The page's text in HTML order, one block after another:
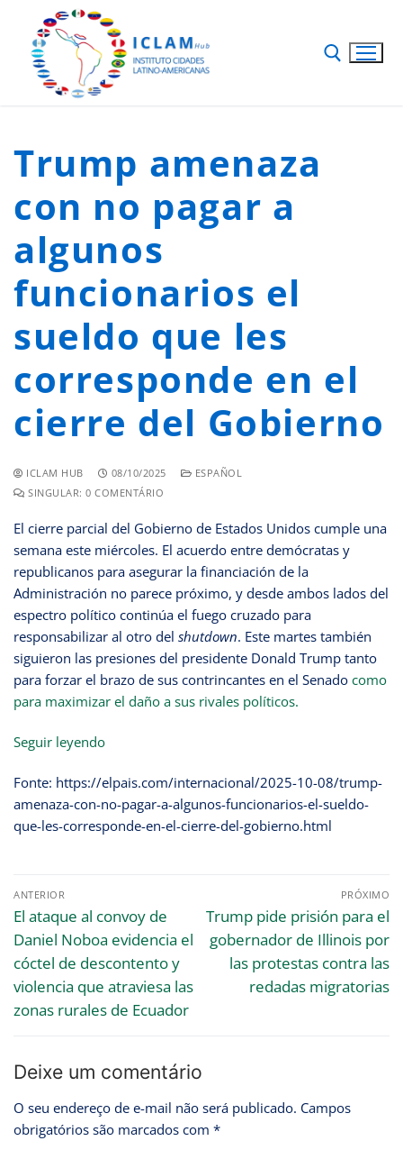
Trump amenaza
con no pagar a
algunos
funcionarios el
sueldo que les
corresponde en el
cierre del Gobierno
ICLAM HUB 08/10/2025
ESPAÑOL
SINGULAR: 0 COMENTÁRIO
El cierre parcial del Gobierno de Estados Unidos cumple una
semana este miércoles. El acuerdo entre demócratas y
republicanos para asegurar la financiación de la
Administración no parece próximo, y desde ambos lados del
espectro político continúa el fuego cruzado para
responsabilizar al otro del shutdown. Este martes también
siguieron las presiones del presidente Donald Trump tanto
para forzar el brazo de sus contrincantes en el Senado como
para maximizar el daño a sus rivales políticos.
Seguir leyendo
Fonte: https://elpais.com/internacional/2025-10-08/trump-
amenaza-con-no-pagar-a-algunos-funcionarios-el-sueldo-
que-les-corresponde-en-el-cierre-del-gobierno.html
ANTERIOR
El ataque al convoy de
Daniel Noboa evidencia el
cóctel de descontento y
violencia que atraviesa las
zonas rurales de Ecuador
PRÓXIMO
Trump pide prisión para el
gobernador de Illinois por
las protestas contra las
redadas migratorias
Deixe um comentário
O seu endereço de e-mail não será publicado. Campos
obrigatórios são marcados com *